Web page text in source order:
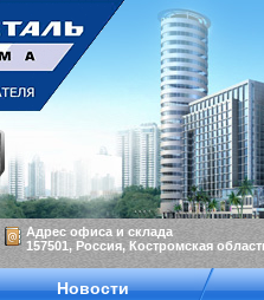
Адрес офиса и склада
157501, Россия, Костромская
Новости